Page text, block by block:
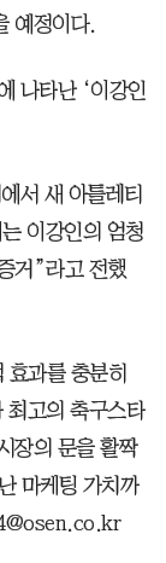
예정이다.
나타난 ‘이강인
서 새 아틀레티
이강인의 엄청
거”라고 전했
효과를 충분히
최고의 축구스타
장의 문을 활짝
마케팅 가치까